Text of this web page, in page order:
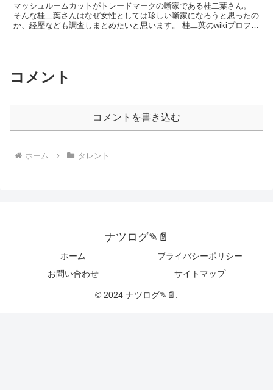
マッシュルームカットがトレードマークの噺家である桂二葉さん。
そんな桂二葉さんはなぜ女性としては珍しい噺家になろうと思ったの
か、経歴なども調査しまとめたいと思います。 桂二葉のwikiプロフィ
コメント
コメントを書き込む
ホーム タレント
ナツログ✎📄
ホーム
プライバシーポリシー
お問い合わせ
サイトマップ
© 2024 ナツログ✎📄.